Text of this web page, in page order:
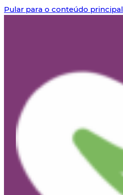
Pular para o conteúdo principal